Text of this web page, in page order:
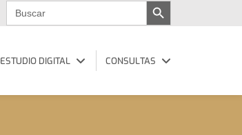
Buscar:
ESTUDIO DIGITAL CONSULTAS